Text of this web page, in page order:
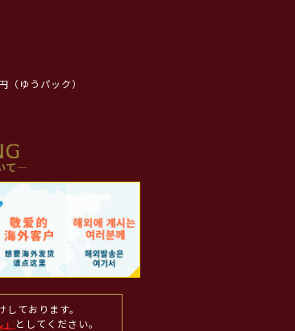
ゆうパック）
ております。
としてください。